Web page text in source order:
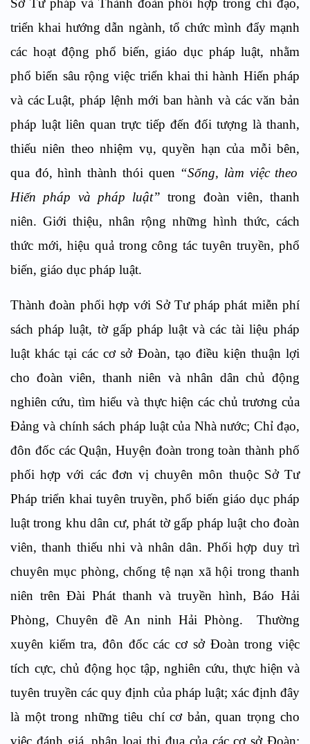
Sở Tư pháp và Thành đoàn phối hợptrongchỉ đạo,
triển khai hướng dẫn ngành, tổ chức mình đẩy mạnh
các hoạt động phổ biến, giáo dục pháp luật, nhằm
phổ biến sâu rộng việc triển khai thi hành Hiến pháp
và các Luật, pháp lệnh mới ban hành và các văn bản
pháp luật liên quan trực tiếp đến đối tượng là thanh,
thiếu niên theo nhiệm vụ, quyền hạn của mỗi bên,
qua đó, hình thành thói quen “Sống, làm việc theo
Hiến pháp và pháp luật” trong đoàn viên, thanh
niên. Giới thiệu, nhân rộng những hình thức, cách
thức mới, hiệu quả trong công tác tuyên truyền, phổ
biến, giáo dục pháp luật.
Thành đoàn phối hợp với Sở Tư pháp phát miễn phí
sách pháp luật, tờ gấp pháp luật và các tài liệu pháp
luật khác tại các cơ sở Đoàn, tạo điều kiện thuận lợi
cho đoàn viên, thanh niên và nhân dân chủ động
nghiên cứu, tìm hiểu và thực hiện các chủ trương của
Đảng và chính sách pháp luật của Nhà nước; Chỉ đạo,
đôn đốc cácQuận, Huyện đoàn trong toàn thành phố
phối hợp với các đơn vịchuyên môn thuộc Sở Tư
Pháp triển khai tuyên truyền, phổ biến giáo dục pháp
luật trong khu dân cư, phát tờgấp pháp luật chođoàn
viên, thanh thiếu nhi và nhân dân. Phối hợp duy trì
chuyên mục phòng, chống tệ nạn xã hội trong thanh
niên trênĐài Phát thanhvàtruyền hình, Báo Hải
Phòng, Chuyên đề An ninh Hải Phòng.
Thường
xuyên kiểm tra, đôn đốc các cơ sở Đoàn trong việc
tích cực, chủ động học tập, nghiên cứu, thực hiện và
tuyên truyền các quy định của pháp luật; xác định đây
là một trong những tiêu chí cơ bản, quan trọng cho
việc đánh giá, phân loại thi đua của các cơ sở Đoàn;